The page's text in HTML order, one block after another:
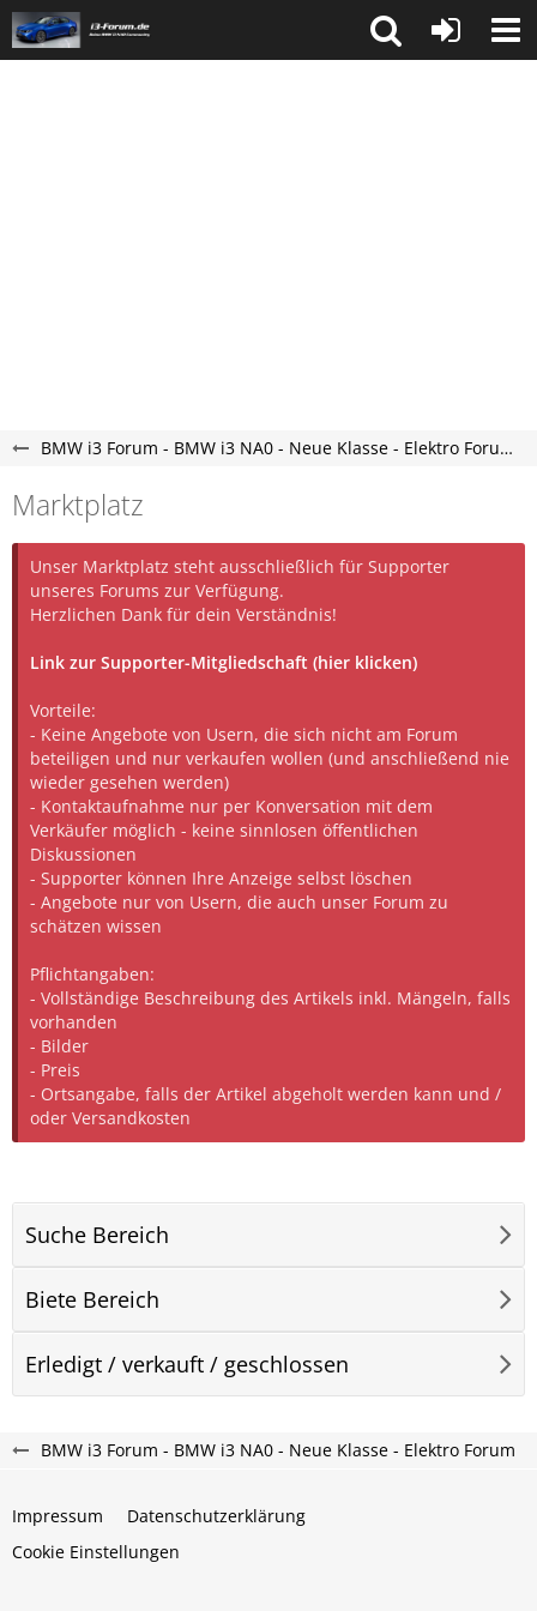
BMW i3 Forum - BMW i3 NA0 - Neue Klasse - Elektro Forum
Marktplatz
Unser Marktplatz steht ausschließlich für Supporter
unseres Forums zur Verfügung.
Herzlichen Dank für dein Verständnis!
Link zur Supporter-Mitgliedschaft (hier klicken)
Vorteile:
- Keine Angebote von Usern, die sich nicht am Forum
beteiligen und nur verkaufen wollen (und anschließend nie
wieder gesehen werden)
- Kontaktaufnahme nur per Konversation mit dem
Verkäufer möglich - keine sinnlosen öffentlichen
Diskussionen
- Supporter können Ihre Anzeige selbst löschen
- Angebote nur von Usern, die auch unser Forum zu
schätzen wissen
Pflichtangaben:
- Vollständige Beschreibung des Artikels inkl. Mängeln, falls
vorhanden
- Bilder
- Preis
- Ortsangabe, falls der Artikel abgeholt werden kann und /
oder Versandkosten
Suche Bereich
Biete Bereich
Erledigt / verkauft / geschlossen
BMW i3 Forum - BMW i3 NA0 - Neue Klasse - Elektro Forum
Impressum
Datenschutzerklärung
Cookie Einstellungen